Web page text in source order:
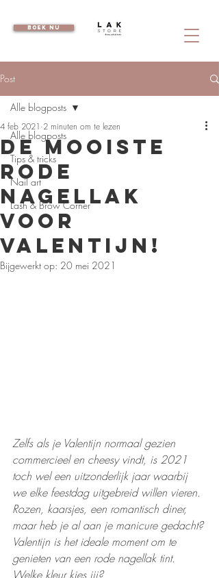
boek nu
Post
Alle blogposts
Tips & tricks
Nail art
Lash & Brow Corner
Alle blogposts
De mooiste
rode
nagellak
voor
valentijn!
4 feb 2021 2 minuten om te lezen
Bijgewerkt op: 20 mei 2021
Zelfs als je Valentijn normaal gezien
commercieel en cheesy vindt, is 2021
toch wel een uitzonderlijk jaar waarbij
we elke feestdag uitgebreid willen vieren.
Rozen, kaarsjes, een romantisch diner,
maar heb je al aan je manicure gedacht?
Valentijn is het ideale moment om te
genieten van een rode nagellak tint.
Welke kleur kies jij?